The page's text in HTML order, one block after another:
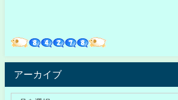
アーカイブ